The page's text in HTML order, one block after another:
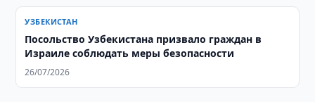
УЗБЕКИСТАН
Посольство Узбекистана призвало граждан в
Израиле соблюдать меры безопасности
26/07/2026